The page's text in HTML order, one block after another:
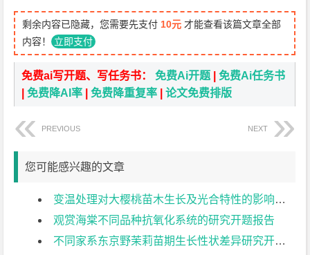
剩余内容已隐藏，您需要先支付 10元 才能查看该篇文章全部
内容！ 立即支付
免费ai写开题、写任务书：免费Ai开题 |免费Ai任务书
|免费降AI率 |免费降重复率 |论文免费排版
PREVIOUS NEXT
您可能感兴趣的文章
变温处理对大樱桃苗木生长及光合特性的影响开题报告
观赏海棠不同品种抗氧化系统的研究开题报告
不同家系东京野茉莉苗期生长性状差异研究开题报告